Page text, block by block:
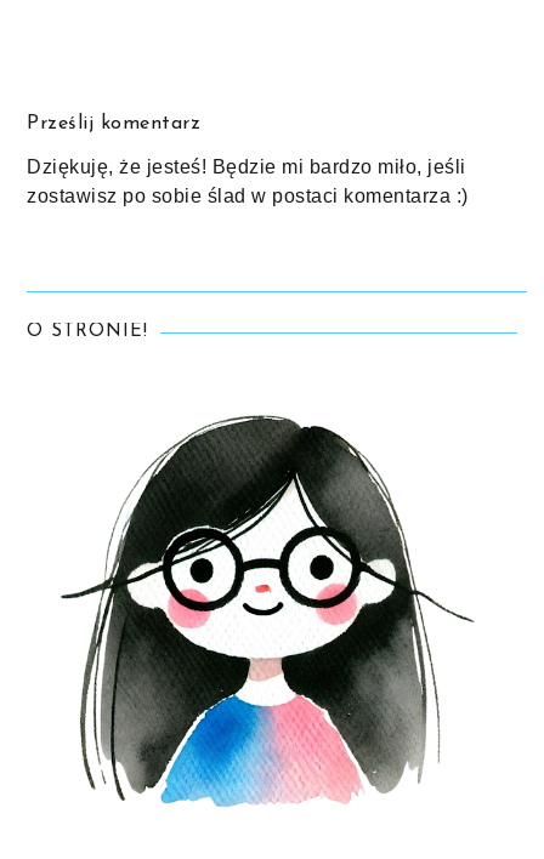
Prześlij komentarz
Dziękuję, że jesteś! Będzie mi bardzo miło, jeśli
zostawisz po sobie ślad w postaci komentarza :)
O STRONIE!